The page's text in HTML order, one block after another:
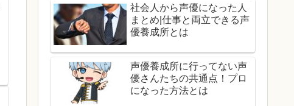
社会人から声優になった人
まとめ|仕事と両立できる声
優養成所とは
声優養成所に行ってない声
優さんたちの共通点！プロ
になった方法とは